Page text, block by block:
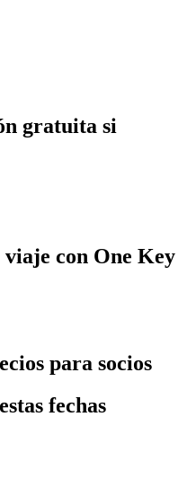
gratuita si
viaje con One Key
para socios
fechas